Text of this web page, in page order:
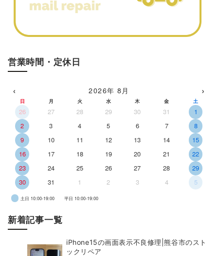
営業時間・定休日
‹ 2026年 8月 ›
日 月 火 水 木 金 土
26 27 28 29 30 31
1
2
3 4 5 6 7
8
9
10 11 12 13 14
15
16
17 18 19 20 21
22
23
24 25 26 27 28
29
30
31 1 2 3 4 5
土日 10:00-19:00 平日 10:00-19:00
新着記事一覧
iPhone15の画面表示不良修理|熊谷市のスト
ックリペア